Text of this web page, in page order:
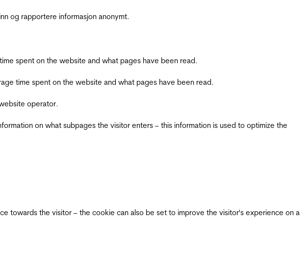
og rapportere informasjon anonymt.
spent on the website and what pages have been read.
time spent on the website and what pages have been read.
operator.
on what subpages the visitor enters – this information is used to optimize the
towards the visitor – the cookie can also be set to improve the visitor's experience on a